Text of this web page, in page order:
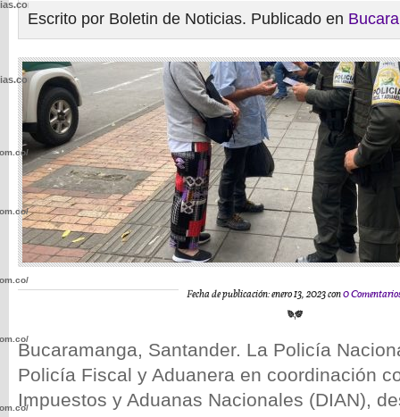
Escrito por Boletin de Noticias. Publicado en
Fecha de publicación: enero 13, 2023 con0
Bucaramanga, Santander. La Policía
Policía Fiscal y Aduanera en coordinación
Impuestos y Aduanas Nacionales (DIAN),
wp-
wp-
wp-
wp-
wp-
wp-
wp-